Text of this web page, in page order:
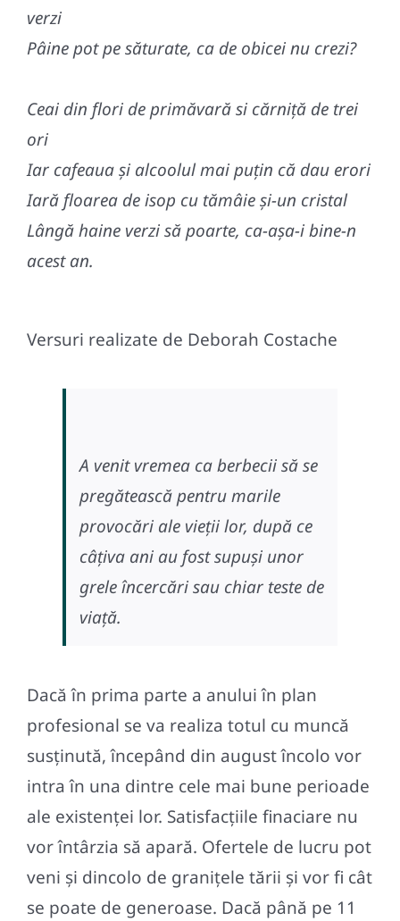
verzi
Pâine pot pe săturate, ca de obicei nu crezi?
Ceai din flori de primăvară si cărniță de trei
ori
Iar cafeaua și alcoolul mai puțin că dau erori
Iară floarea de isop cu tămâie și-un cristal
Lângă haine verzi să poarte, ca-așa-i bine-n
acest an.
Versuri realizate de Deborah Costache
A venit vremea ca berbecii să se
pregătească pentru marile
provocări ale vieții lor, după ce
câțiva ani au fost supuși unor
grele încercări sau chiar teste de
viață.
Dacă în prima parte a anului în plan
profesional se va realiza totul cu muncă
susținută, începând din august încolo vor
intra în una dintre cele mai bune perioade
ale existenței lor. Satisfacțiile finaciare nu
vor întârzia să apară. Ofertele de lucru pot
veni și dincolo de granițele tării și vor fi cât
se poate de generoase. Dacă până pe 11